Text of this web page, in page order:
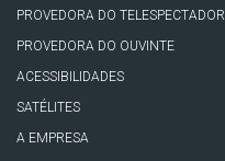
PROVEDORA DO TELESPECTADOR
PROVEDORA DO OUVINTE
ACESSIBILIDADES
SATÉLITES
A EMPRESA